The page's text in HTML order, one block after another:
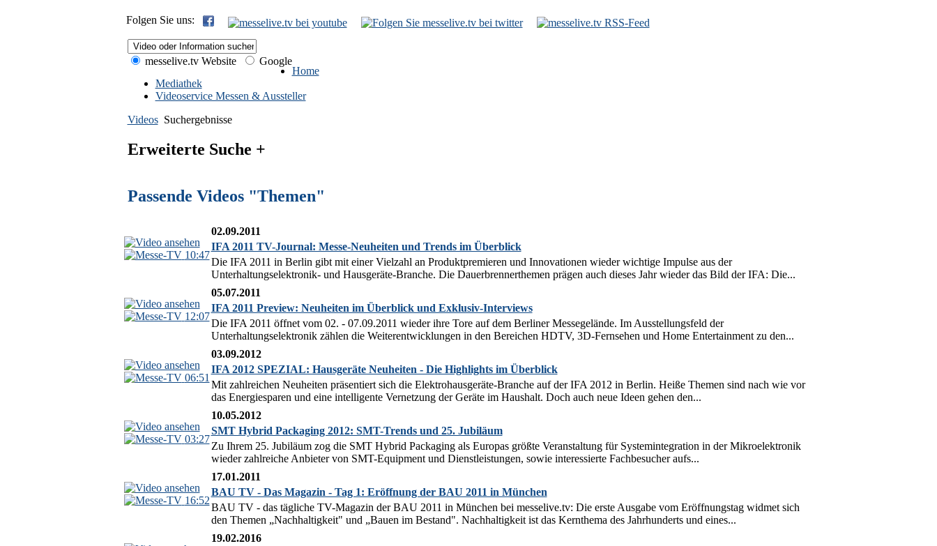
Folgen Sie uns:
messelive.tv Website
Google
Home
Mediathek
Videoservice Messen & Aussteller
Videos Suchergebnisse
Erweiterte Suche +
Passende Videos "Themen"
10:47
02.09.2011
IFA 2011 TV-Journal: Messe-Neuheiten und Trends im Überblick
Die IFA 2011 in Berlin gibt mit einer Vielzahl an Produktpremieren und Innovationen wieder wichtige Impulse aus der
Unterhaltungselektronik- und Hausgeräte-Branche. Die Dauerbrennerthemen prägen auch dieses Jahr wieder das Bild der IFA: Die...
12:07
05.07.2011
IFA 2011 Preview: Neuheiten im Überblick und Exklusiv-Interviews
Die IFA 2011 öffnet vom 02. - 07.09.2011 wieder ihre Tore auf dem Berliner Messegelände. Im Ausstellungsfeld der
Unterhaltungselektronik zählen die Weiterentwicklungen in den Bereichen HDTV, 3D-Fernsehen und Home Entertainment zu den...
06:51
03.09.2012
IFA 2012 SPEZIAL: Hausgeräte Neuheiten - Die Highlights im Überblick
Mit zahlreichen Neuheiten präsentiert sich die Elektrohausgeräte-Branche auf der IFA 2012 in Berlin. Heiße Themen sind nach wie vor
das Energiesparen und eine intelligente Vernetzung der Geräte im Haushalt. Doch auch neue Ideen gehen den...
03:27
10.05.2012
SMT Hybrid Packaging 2012: SMT-Trends und 25. Jubiläum
Zu Ihrem 25. Jubiläum zog die SMT Hybrid Packaging als Europas größte Veranstaltung für Systemintegration in der Mikroelektronik
wieder zahlreiche Anbieter von SMT-Equipment und Dienstleistungen, sowie interessierte Fachbesucher aufs...
16:52
17.01.2011
BAU TV - Das Magazin - Tag 1: Eröffnung der BAU 2011 in München
BAU TV - das tägliche TV-Magazin der BAU 2011 in München bei messelive.tv: Die erste Ausgabe vom Eröffnungstag widmet sich
den Themen „Nachhaltigkeit" und „Bauen im Bestand". Nachhaltigkeit ist das Kernthema des Jahrhunderts und eines...
19.02.2016